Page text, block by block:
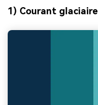
1) Courant glaciaire